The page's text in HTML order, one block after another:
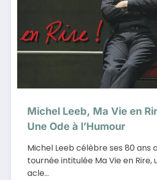
Michel Leeb, Ma Vie en
Une Ode à l’Humour
Michel Leeb célèbre ses 80 ans
tournée intitulée Ma Vie en Rire,
acle…